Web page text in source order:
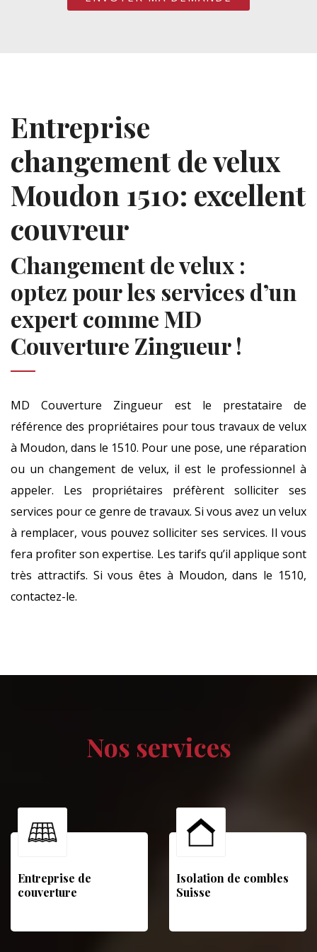
Entreprise
changement de velux
Moudon 1510: excellent
couvreur
Changement de velux :
optez pour les services d’un
expert comme MD
Couverture Zingueur !
MD Couverture Zingueur est le prestataire de
référence des propriétaires pour tous travaux de velux
à Moudon, dans le 1510. Pour une pose, une réparation
ou un changement de velux, il est le professionnel à
appeler. Les propriétaires préfèrent solliciter ses
services pour ce genre de travaux. Si vous avez un velux
à remplacer, vous pouvez solliciter ses services. Il vous
fera profiter son expertise. Les tarifs qu’il applique sont
très attractifs. Si vous êtes à Moudon, dans le 1510,
contactez-le.
Nos services
Entreprise de
couverture
Isolation de combles
Suisse